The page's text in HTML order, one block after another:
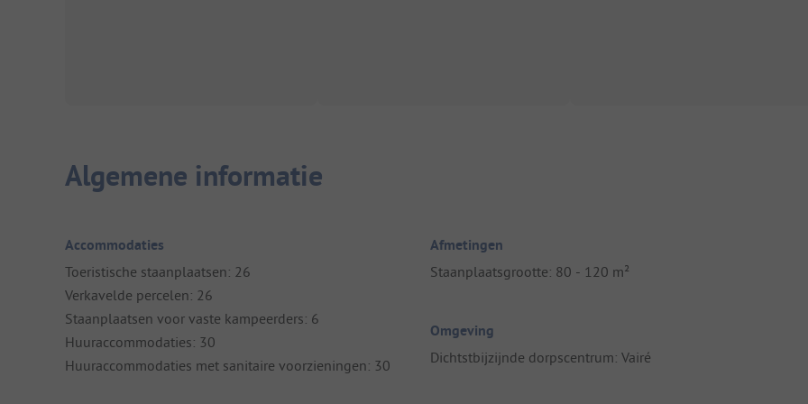
Algemene informatie
Accommodaties
Toeristische staanplaatsen: 26
Verkavelde percelen: 26
Staanplaatsen voor vaste kampeerders: 6
Huuraccommodaties: 30
Huuraccommodaties met sanitaire voorzieningen: 30
Afmetingen
Staanplaatsgrootte: 80 - 120 m²
Omgeving
Dichtstbijzijnde dorpscentrum: Vairé